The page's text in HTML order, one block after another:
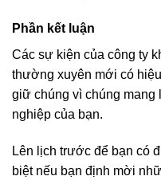
Phần kết luận
Các sự kiện của công ty
thường xuyên mới có
giữ chúng vì chúng mang
nghiệp của bạn.
Lên lịch trước để bạn có
biệt nếu bạn định mời